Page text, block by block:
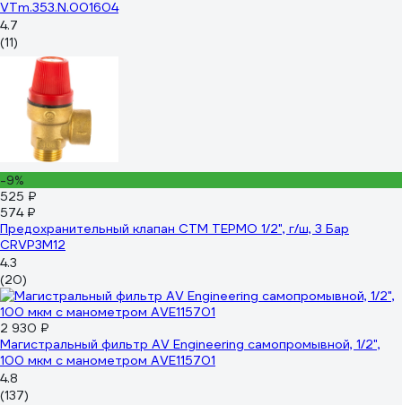
VTm.353.N.001604
4.7
(11)
-9%
525 ₽
574 ₽
Предохранительный клапан СТМ ТЕРМО 1/2", г/ш, 3 Бар
CRVP3M12
4.3
(20)
2 930 ₽
Магистральный фильтр AV Engineering самопромывной, 1/2",
100 мкм с манометром AVE115701
4.8
(137)